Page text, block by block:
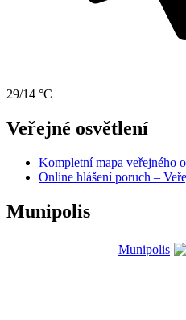
29/14 °C
Veřejné osvětlení
Kompletní mapa veřejného
Online hlášení poruch –
Munipolis
Munipolis